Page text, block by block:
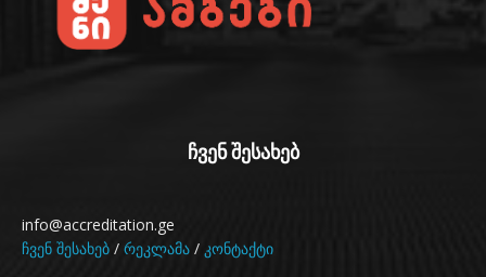
ჩვენ შესახებ
info@accreditation.ge
ჩვენ შესახებ / რეკლამა / კონტაქტი